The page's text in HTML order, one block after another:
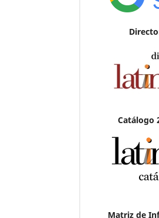
Catálogo
Matriz de